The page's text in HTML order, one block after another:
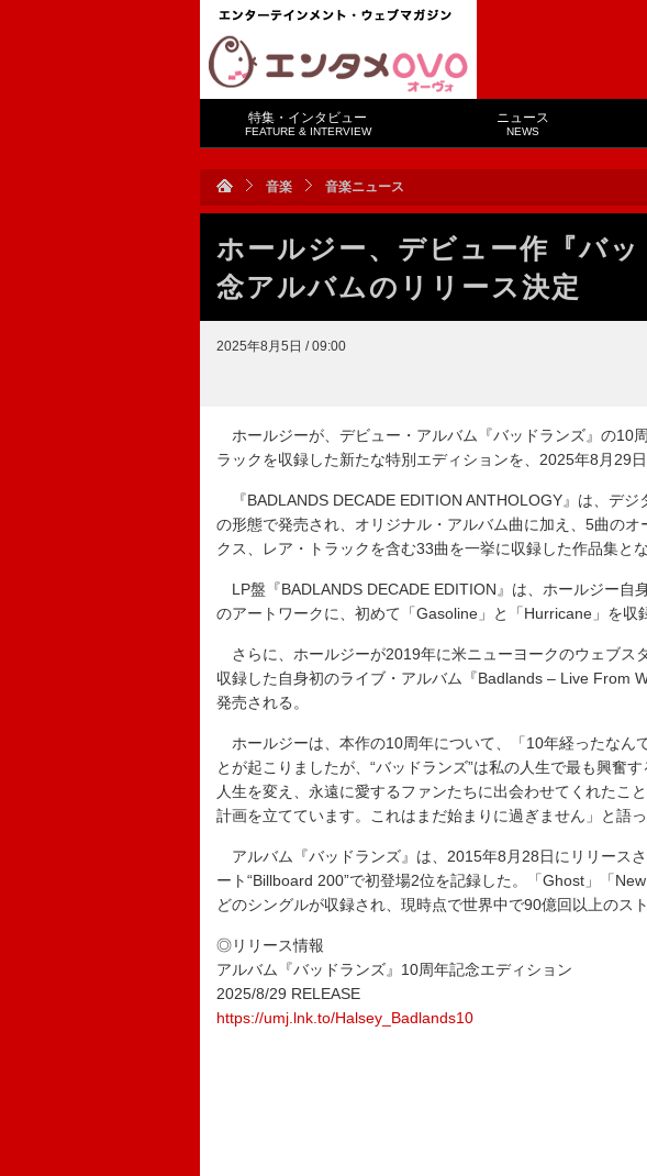
特集・インタビュー
FEATURE & INTERVIEW
ニュース
NEWS
音楽 音楽ニュース
ホールジー、デビュー作『バ
念アルバムのリリース決定
2025年8月5日 / 09:00
ホールジーが、デビュー・アルバム『バッドランズ』の10
ラックを収録した新たな特別エディションを、2025年8月29
『BADLANDS DECADE EDITION ANTHOLOGY』は、デ
の形態で発売され、オリジナル・アルバム曲に加え、5曲の
クス、レア・トラックを含む33曲を一挙に収録した作品集とな
LP盤『BADLANDS DECADE EDITION』は、ホールジー自
のアートワークに、初めて「Gasoline」と「Hurricane」を収
さらに、ホールジーが2019年に米ニューヨークのウェブス
収録した自身初のライブ・アルバム『Badlands – Live From
発売される。
ホールジーは、本作の10周年について、「10年経ったなん
とが起こりましたが、“バッドランズ”は私の人生で最も興奮
人生を変え、永遠に愛するファンたちに出会わせてくれたこ
計画を立てています。これはまだ始まりに過ぎません」と語っ
アルバム『バッドランズ』は、2015年8月28日にリリース
ート“Billboard 200”で初登場2位を記録した。「Ghost」「
どのシングルが収録され、現時点で世界中で90億回以上のス
◎リリース情報
アルバム『バッドランズ』10周年記念エディション
2025/8/29 RELEASE
https://umj.lnk.to/Halsey_Badlands10